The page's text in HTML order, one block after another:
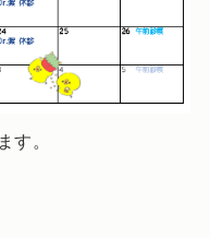
す。